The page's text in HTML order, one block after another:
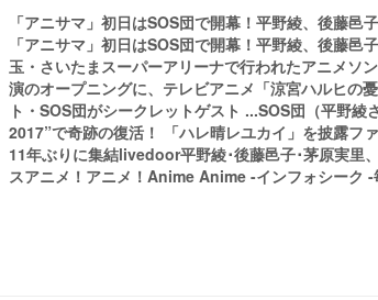
「アニサマ」初日はSOS団で開幕！平野綾、後藤
「アニサマ」初日はSOS団で開幕！平野綾、後藤
玉・さいたまスーパーアリーナで行われたアニメ
演のオープニングに、テレビアニメ「涼宮ハルヒの
ト・SOS団がシークレットゲスト ...SOS団（平野
2017”で奇跡の復活！ 「ハレ晴レユカイ」を披露フ
11年ぶりに集結livedoor平野綾･後藤邑子･茅原実里
スアニメ！アニメ！Anime Anime -インフォシーク